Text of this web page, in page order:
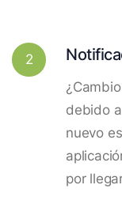
2
debido
nuevo
por